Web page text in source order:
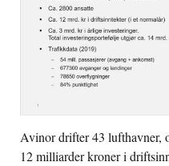
Avinor drifter 43 lufthavner,
12 milliarder kroner i